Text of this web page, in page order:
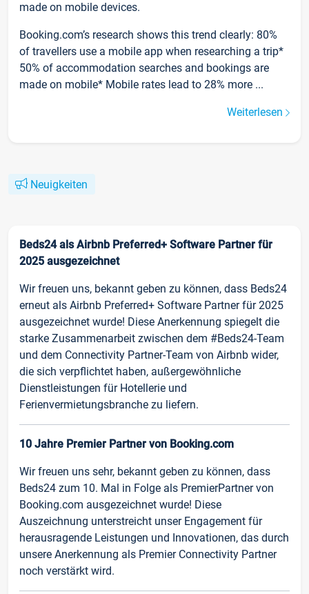
made on mobile devices.
Booking.com’s research shows this trend clearly: 80%
of travellers use a mobile app when researching a trip*
50% of accommodation searches and bookings are
made on mobile* Mobile rates lead to 28% more ...
Weiterlesen
Neuigkeiten
Beds24 als Airbnb Preferred+ Software Partner für
2025 ausgezeichnet
Wir freuen uns, bekannt geben zu können, dass Beds24
erneut als Airbnb Preferred+ Software Partner für 2025
ausgezeichnet wurde! Diese Anerkennung spiegelt die
starke Zusammenarbeit zwischen dem #Beds24-Team
und dem Connectivity Partner-Team von Airbnb wider,
die sich verpflichtet haben, außergewöhnliche
Dienstleistungen für Hotellerie und
Ferienvermietungsbranche zu liefern.
10 Jahre Premier Partner von Booking.com
Wir freuen uns sehr, bekannt geben zu können, dass
Beds24 zum 10. Mal in Folge als PremierPartner von
Booking.com ausgezeichnet wurde! Diese
Auszeichnung unterstreicht unser Engagement für
herausragende Leistungen und Innovationen, das durch
unsere Anerkennung als Premier Connectivity Partner
noch verstärkt wird.